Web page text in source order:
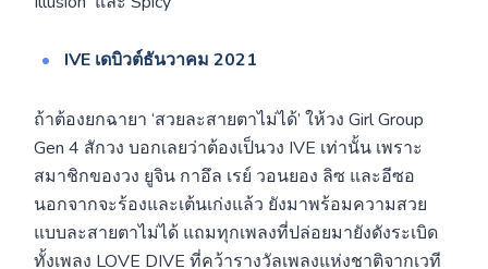
IVE เดบิวต์ธันวาคม 2021
ถ้าต้องยกฉายา ‘สวยละสายตาไม่ได้’ ให้วง Girl Group
Gen 4 สักวง บอกเลยว่าต้องเป็นวง IVE เท่านั้น เพราะ
สมาชิกของวง ยูจิน กาอึล เรย์ วอนยอง ลิซ และอีซอ
นอกจากจะร้องและเต้นเก่งแล้ว ยังมาพร้อมความสวย
แบบละสายตาไม่ได้ แถมทุกเพลงที่ปล่อยมายังดังระเบิด
ทั้งเพลง LOVE DIVE ที่คว้ารางวัลเพลงแห่งชาติจากเวที